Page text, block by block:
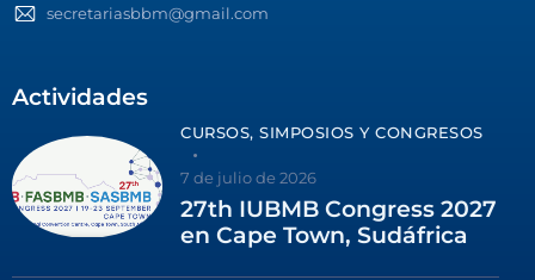
secretariasbbm@gmail.com
Actividades
CURSOS, SIMPOSIOS Y CONGRESOS
7 de julio de 2026
27th IUBMB Congress 2027
en Cape Town, Sudáfrica